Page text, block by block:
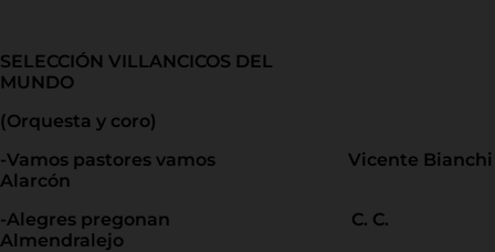
SELECCIÓN VILLANCICOS DEL
MUNDO
(Orquesta y coro)
-Vamos pastores vamos Vicente Bianchi
Alarcón
-Alegres pregonan C. C.
Almendralejo